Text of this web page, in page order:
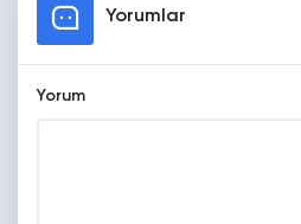
Yorumlar
Yorum